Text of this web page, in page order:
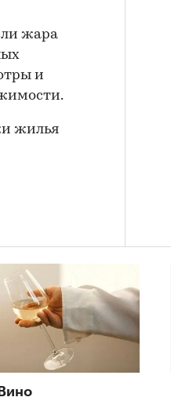
жара
и